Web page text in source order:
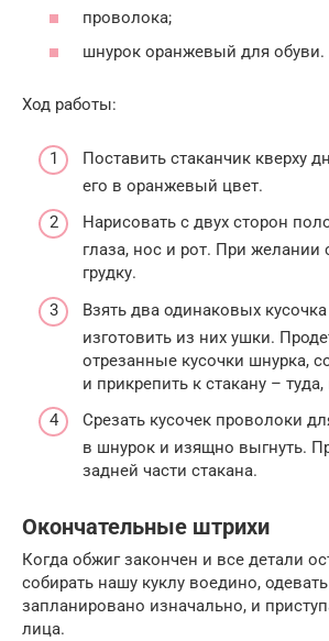
проволока;
шнурок оранжевый для обуви.
Ход работы:
Поставить стаканчик кверху
его в оранжевый цвет.
Нарисовать с двух сторон
глаза, нос и рот. При желании
грудку.
Взять два одинаковых
изготовить из них ушки.
отрезанные кусочки шнурка,
и прикрепить к стакану – туда,
Срезать кусочек проволоки
в шнурок и изящно выгнуть.
задней части стакана.
Окончательные штрихи
Когда обжиг закончен и все детали
собирать нашу куклу воедино,
запланировано изначально, и
лица.